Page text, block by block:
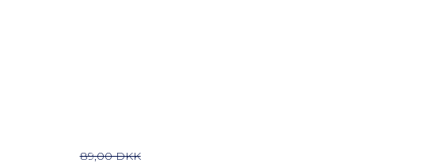
89,00 DKK